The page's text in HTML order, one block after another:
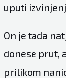
uputi
On je tada
donese prut,
prilikom